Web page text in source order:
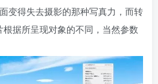
变得失去摄影的那种写真力，而转
据所呈现对象的不同，当然参数